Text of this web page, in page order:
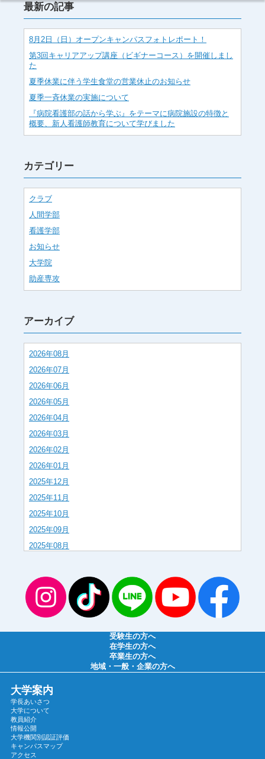
最新の記事
8月2日（日）オープンキャンパスフォトレポート！
第3回キャリアアップ講座（ビギナーコース）を開催しまし
た
夏季休業に伴う学生食堂の営業休止のお知らせ
夏季一斉休業の実施について
『病院看護部の話から学ぶ』をテーマに病院施設の特徴と
概要、新人看護師教育について学びました
カテゴリー
クラブ
人間学部
看護学部
お知らせ
大学院
助産専攻
アーカイブ
2026年08月
2026年07月
2026年06月
2026年05月
2026年04月
2026年03月
2026年02月
2026年01月
2025年12月
2025年11月
2025年10月
2025年09月
2025年08月
2025年06月
2025年05月
2025年04月
2024年12月
2024年11月
2024年10月
2024年09月
2024年08月
2024年07月
受験生の方へ
在学生の方へ
卒業生の方へ
地域・一般・企業の方へ
大学案内
学長あいさつ
大学について
教員紹介
情報公開
大学機関別認証評価
キャンパスマップ
アクセス